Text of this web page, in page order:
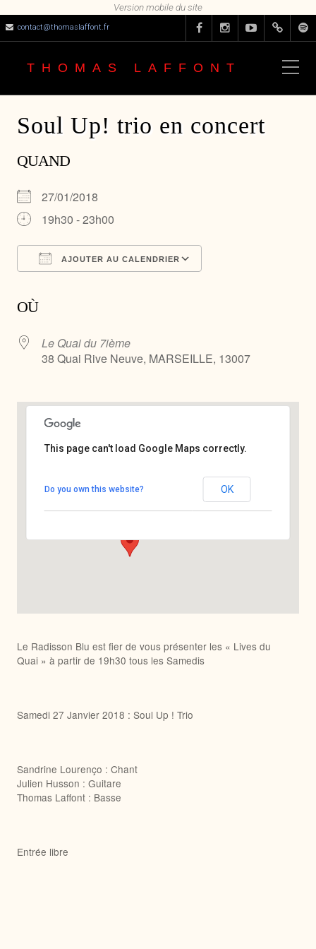
contact@thomaslaffont.fr
THOMAS LAFFONT
Soul Up! trio en concert
QUAND
27/01/2018
19h30 - 23h00
AJOUTER AU CALENDRIER
OÙ
Le Quai du 7ième
38 Quai Rive Neuve, MARSEILLE, 13007
Voir Évènements
This page can't load Google Maps correctly.
Do you own this website? OK
Le Radisson Blu est fier de vous présenter les « Lives du
Quai » à partir de 19h30 tous les Samedis
Samedi 27 Janvier 2018 : Soul Up ! Trio
Sandrine Lourenço : Chant
Julien Husson : Guitare
Thomas Laffont : Basse
Entrée libre